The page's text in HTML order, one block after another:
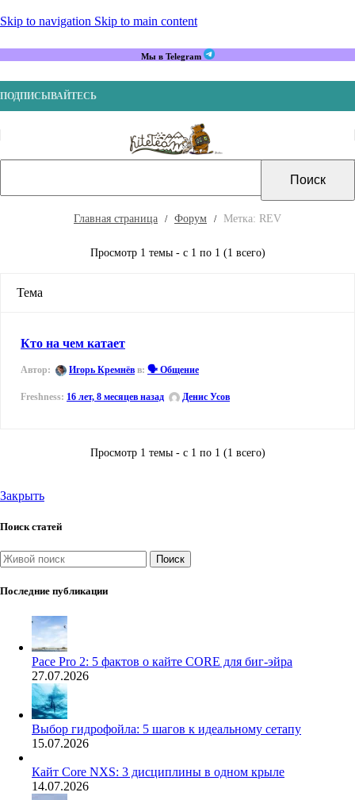
Skip to navigation Skip to main content
Мы в Telegram
ПОДПИСЫВАЙТЕСЬ
Главная страница Форум Метка: REV
Просмотр 1 темы - с 1 по 1 (1 всего)
Тема
Кто на чем катает
Автор: Игорь Кремнёв в: 🗣️ Общение
16 лет, 8 месяцев назад Денис Усов
Просмотр 1 темы - с 1 по 1 (1 всего)
Закрыть
Поиск статей
Поиск
Последние публикации
Pace Pro 2: 5 фактов о кайте CORE для биг-эйра
27.07.2026
Выбор гидрофойла: 5 шагов к идеальному сетапу
15.07.2026
Кайт Core NXS: 3 дисциплины в одном крыле
14.07.2026